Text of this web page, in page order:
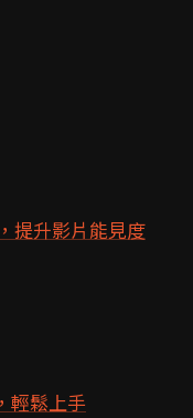
提升影片能見度
輕鬆上手